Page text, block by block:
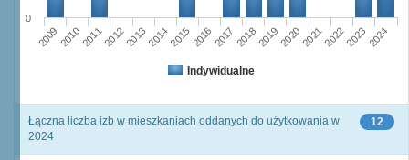
Indywidualne
200920102011201220132014201520162017 2018201920202021202220232024
0
12
Łączna liczba izb w mieszkaniach oddanych do użytkowania w
2024